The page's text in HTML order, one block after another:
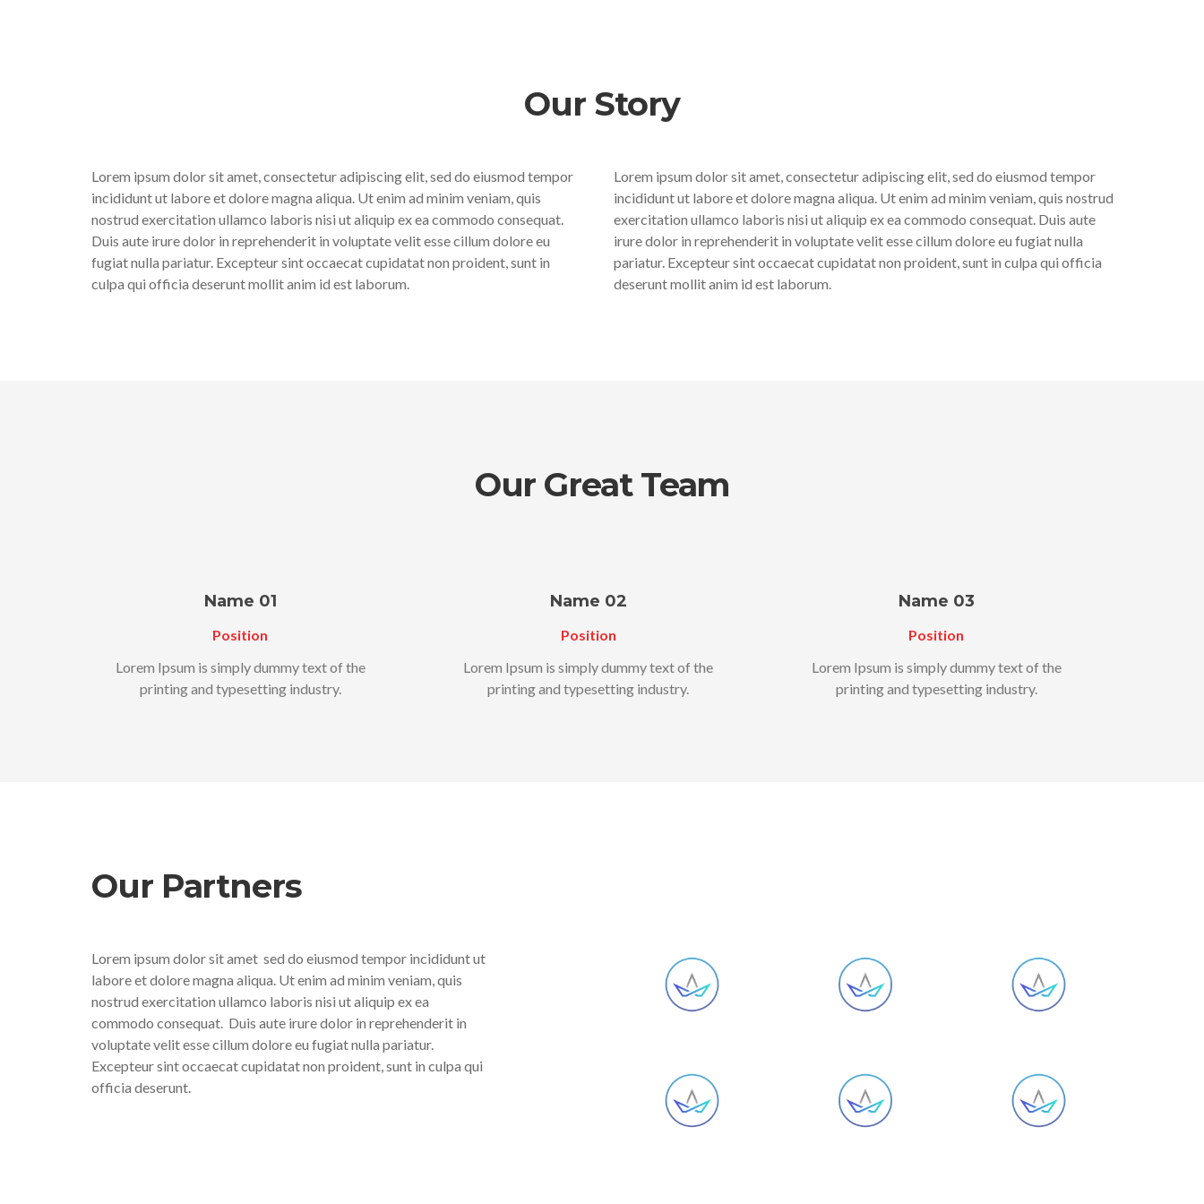
Our Story
Lorem ipsum dolor sit amet, consectetur adipiscing elit, sed do eiusmod tempor
incididunt ut labore et dolore magna aliqua. Ut enim ad minim veniam, quis
nostrud exercitation ullamco laboris nisi ut aliquip ex ea commodo consequat.
Duis aute irure dolor in reprehenderit in voluptate velit esse cillum dolore eu
fugiat nulla pariatur. Excepteur sint occaecat cupidatat non proident, sunt in
culpa qui officia deserunt mollit anim id est laborum.
Lorem ipsum dolor sit amet, consectetur adipiscing elit, sed do eiusmod tempor
incididunt ut labore et dolore magna aliqua. Ut enim ad minim veniam, quis nostrud
exercitation ullamco laboris nisi ut aliquip ex ea commodo consequat. Duis aute
irure dolor in reprehenderit in voluptate velit esse cillum dolore eu fugiat nulla
pariatur. Excepteur sint occaecat cupidatat non proident, sunt in culpa qui officia
deserunt mollit anim id est laborum.
Our Great Team
Name 01
Position
Lorem Ipsum is simply dummy text of the
printing and typesetting industry.
Name 02
Position
Lorem Ipsum is simply dummy text of the
printing and typesetting industry.
Name 03
Position
Lorem Ipsum is simply dummy text of the
printing and typesetting industry.
Our Partners
Lorem ipsum dolor sit amet sed do eiusmod tempor incididunt ut
labore et dolore magna aliqua. Ut enim ad minim veniam, quis
nostrud exercitation ullamco laboris nisi ut aliquip ex ea
commodo consequat. Duis aute irure dolor in reprehenderit in
voluptate velit esse cillum dolore eu fugiat nulla pariatur.
Excepteur sint occaecat cupidatat non proident, sunt in culpa qui
officia deserunt.